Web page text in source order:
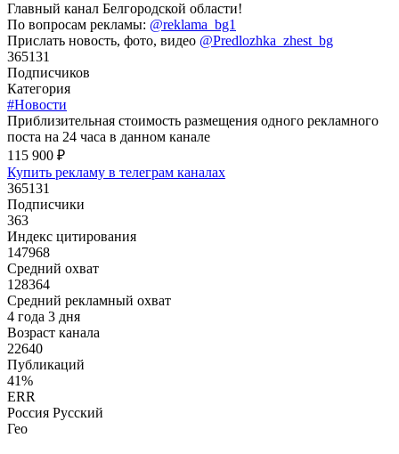
Главный канал Белгородской области!
По вопросам рекламы: @reklama_bg1
Прислать новость, фото, видео @Predlozhka_zhest_bg
365131
Подписчиков
Категория
#Новости
Приблизительная стоимость размещения одного рекламного
поста на 24 часа в данном канале
115 900 ₽
Купить рекламу в телеграм каналах
365131
Подписчики
363
Индекс цитирования
147968
Средний охват
128364
Средний рекламный охват
4 года 3 дня
Возраст канала
22640
Публикаций
41%
ERR
Россия Русский
Гео